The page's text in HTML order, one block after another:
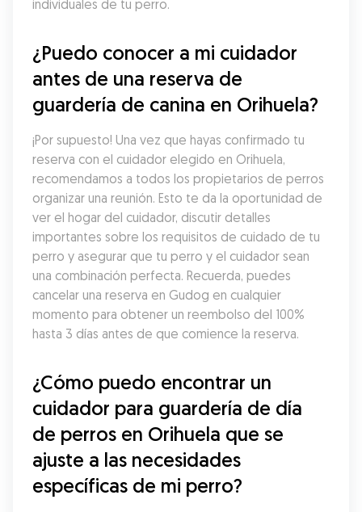
individuales de tu perro.
¿Puedo conocer a mi cuidador
antes de una reserva de
guardería de canina en Orihuela?
¡Por supuesto! Una vez que hayas confirmado tu
reserva con el cuidador elegido en Orihuela,
recomendamos a todos los propietarios de perros
organizar una reunión. Esto te da la oportunidad de
ver el hogar del cuidador, discutir detalles
importantes sobre los requisitos de cuidado de tu
perro y asegurar que tu perro y el cuidador sean
una combinación perfecta. Recuerda, puedes
cancelar una reserva en Gudog en cualquier
momento para obtener un reembolso del 100%
hasta 3 días antes de que comience la reserva.
¿Cómo puedo encontrar un
cuidador para guardería de día
de perros en Orihuela que se
ajuste a las necesidades
específicas de mi perro?